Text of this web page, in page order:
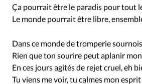
Ça pourrait être le paradis pour tout
Le monde pourrait être libre,
Dans ce monde de tromperie
Rien que ton sourire peut aplanir
En ces jours agités de rejet cruel, eh
Tu viens me voir, tu calmes mon